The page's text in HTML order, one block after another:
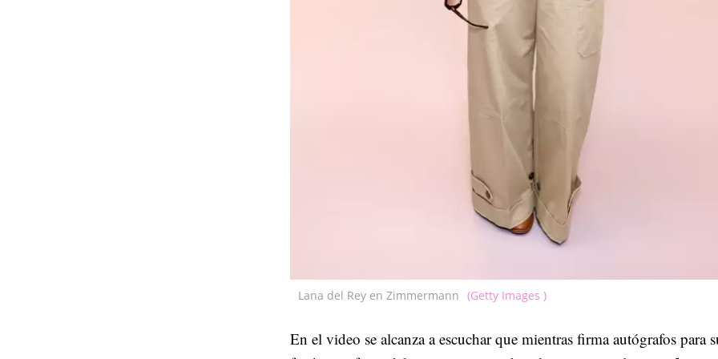
Lana del Rey en Zimmermann (Getty Images )
En el video se alcanza a escuchar que mientras firma autógrafos para